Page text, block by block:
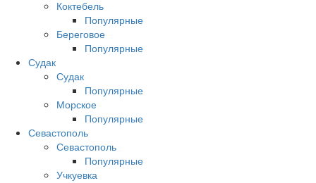
Коктебель
Популярные
Береговое
Популярные
Судак
Судак
Популярные
Морское
Популярные
Севастополь
Севастополь
Популярные
Учкуевка